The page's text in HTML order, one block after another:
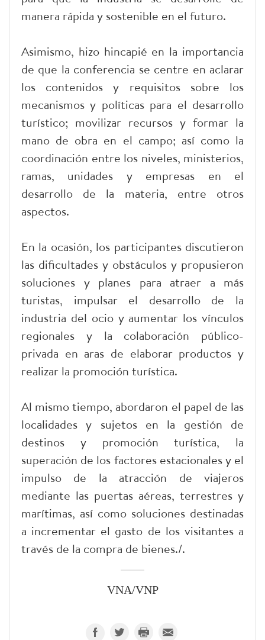
manera rápida y sostenible en el futuro.
Asimismo, hizo hincapié en la importancia
de que la conferencia se centre en aclarar
los contenidos y requisitos sobre los
mecanismos y políticas para el desarrollo
turístico; movilizar recursos y formar la
mano de obra en el campo; así como la
coordinación entre los niveles, ministerios,
ramas, unidades y empresas en el
desarrollo de la materia, entre otros
aspectos.
En la ocasión, los participantes discutieron
las dificultades y obstáculos y propusieron
soluciones y planes para atraer a más
turistas, impulsar el desarrollo de la
industria del ocio y aumentar los vínculos
regionales y la colaboración público-
privada en aras de elaborar productos y
realizar la promoción turística.
Al mismo tiempo, abordaron el papel de las
localidades y sujetos en la gestión de
destinos y promoción turística, la
superación de los factores estacionales y el
impulso de la atracción de viajeros
mediante las puertas aéreas, terrestres y
marítimas, así como soluciones destinadas
a incrementar el gasto de los visitantes a
través de la compra de bienes./.
VNA/VNP